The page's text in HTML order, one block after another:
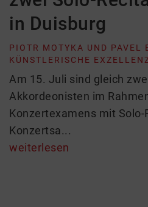
in Duisburg
PIOTR MOTYKA UND PAVEL
KÜNSTLERISCHE
Am 15. Juli sind gleich
Akkordeonisten im
Konzertexamens mit Solo-
Konzertsa...
weiterlesen